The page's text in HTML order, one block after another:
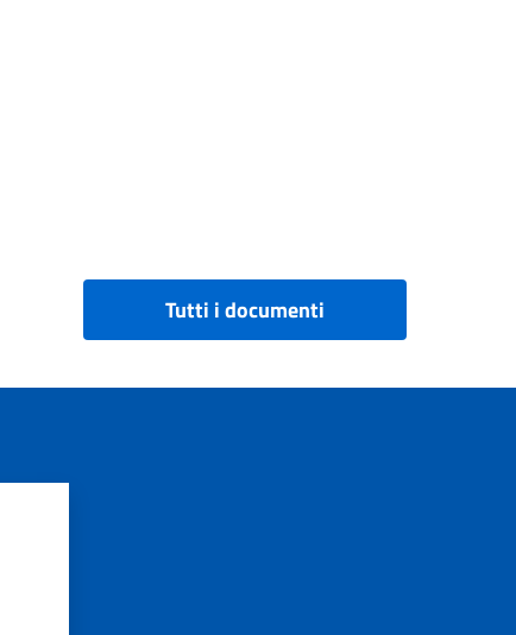
Tutti i documenti